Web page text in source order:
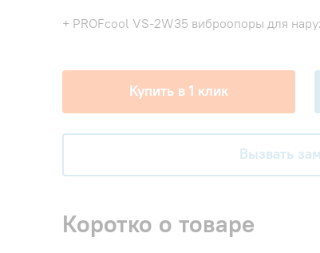
+ PROFcool VS-2W35 виброопоры для
Купить в 1 клик
Вызвать
Коротко о товаре